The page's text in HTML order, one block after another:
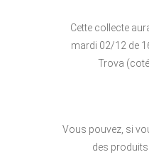
Cette collecte
mardi 02/12 de
Trova
Vous pouvez, si
des